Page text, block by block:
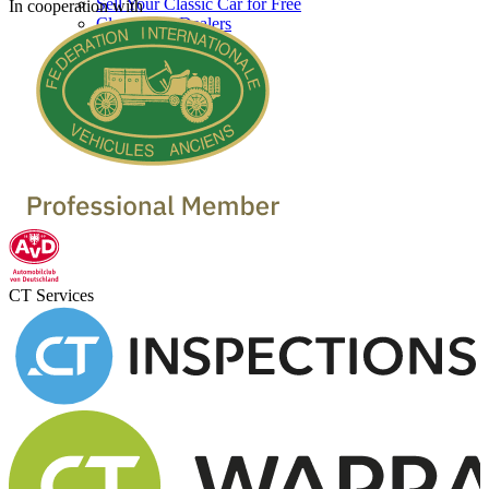
Classic Car Dealers
In cooperation with
CT Services